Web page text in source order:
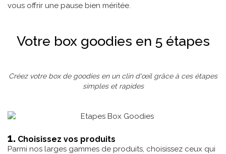
vous offrir une pause bien méritée.
Votre box goodies en 5 étapes
Créez votre box de goodies en un clin d'œil grâce à ces étapes
simples et rapides
1. Choisissez vos produits
Parmi nos larges gammes de produits, choisissez ceux qui